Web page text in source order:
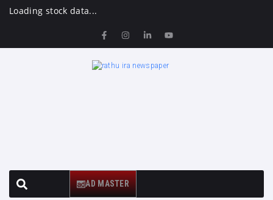
Loading stock data...
AD MASTER